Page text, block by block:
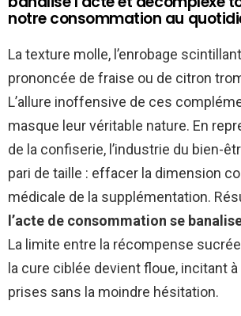
notre consommation au
La texture molle, l’enrobage
prononcée de fraise ou de citron
L’allure inoffensive de ces
masque leur véritable nature. En
de la confiserie, l’industrie du bien-
pari de taille : effacer la dimension
médicale de la supplémentation.
l’acte de consommation se
La limite entre la récompense
la cure ciblée devient floue, incitant
prises sans la moindre hésitation.